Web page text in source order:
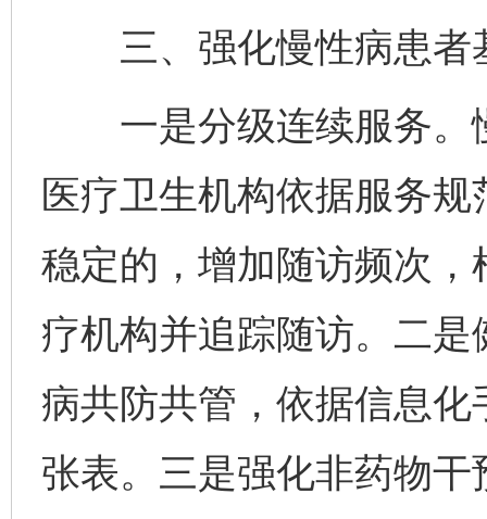
三、强化慢性病患者
一是分级连续服务。
医疗卫生机构依据服务
稳定的，增加随访频次
疗机构并追踪随访。二
病共防共管，依据信息
张表。三是强化非药物